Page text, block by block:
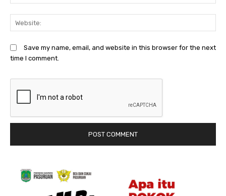
Save my name, email, and website in this browser for the next
time I comment.